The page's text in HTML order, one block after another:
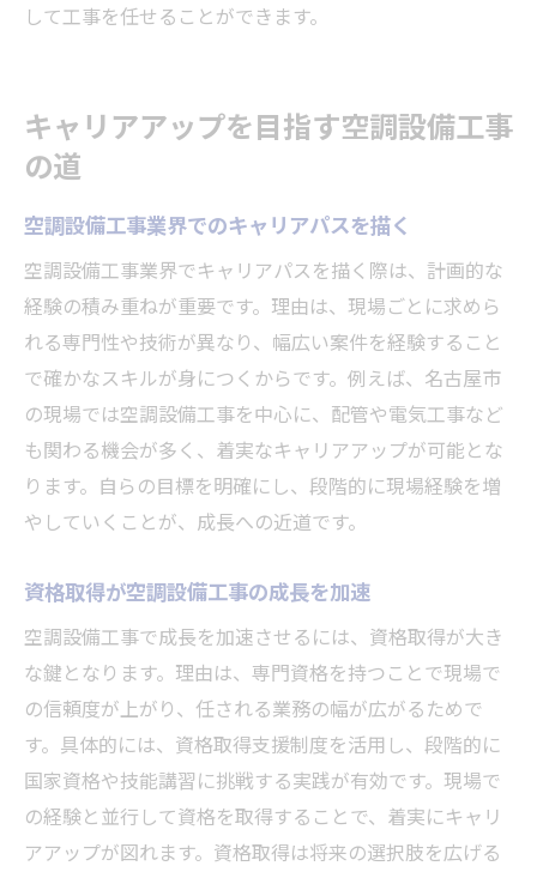
して工事を任せることができます。
キャリアアップを目指す空調設備工事
の道
空調設備工事業界でのキャリアパスを描く
空調設備工事業界でキャリアパスを描く際は、計画的な
経験の積み重ねが重要です。理由は、現場ごとに求めら
れる専門性や技術が異なり、幅広い案件を経験すること
で確かなスキルが身につくからです。例えば、名古屋市
の現場では空調設備工事を中心に、配管や電気工事など
も関わる機会が多く、着実なキャリアアップが可能とな
ります。自らの目標を明確にし、段階的に現場経験を増
やしていくことが、成長への近道です。
資格取得が空調設備工事の成長を加速
空調設備工事で成長を加速させるには、資格取得が大き
な鍵となります。理由は、専門資格を持つことで現場で
の信頼度が上がり、任される業務の幅が広がるためで
す。具体的には、資格取得支援制度を活用し、段階的に
国家資格や技能講習に挑戦する実践が有効です。現場で
の経験と並行して資格を取得することで、着実にキャリ
アアップが図れます。資格取得は将来の選択肢を広げる